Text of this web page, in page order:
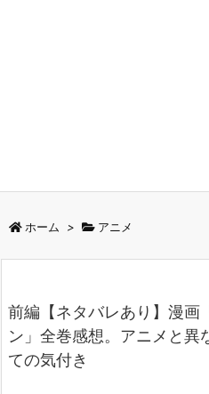
ホーム > アニメ
前編【ネタバレあり】漫画
ン」全巻感想。アニメと異
ての気付き